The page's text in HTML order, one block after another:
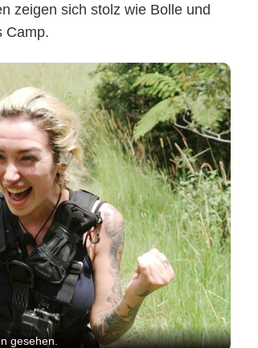
zeigen sich stolz wie Bolle und
Camp.
gesehen.